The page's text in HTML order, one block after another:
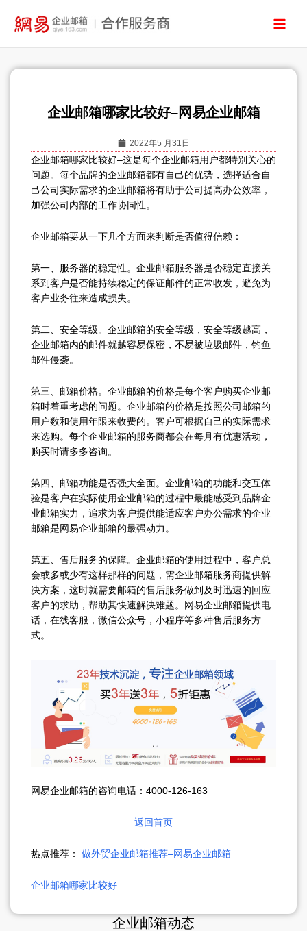
企业邮箱哪家比较好–网易企业邮箱
2022年5 月31日
企业邮箱哪家比较好–这是每个企业邮箱用户都特别关心的
问题。每个品牌的企业邮箱都有自己的优势，选择适合自
己公司实际需求的企业邮箱将有助于公司提高办公效率，
加强公司内部的工作协同性。
企业邮箱要从一下几个方面来判断是否值得信赖：
第一、服务器的稳定性。企业邮箱服务器是否稳定直接关
系到客户是否能持续稳定的保证邮件的正常收发，避免为
客户业务往来造成损失。
第二、安全等级。企业邮箱的安全等级，安全等级越高，
企业邮箱内的邮件就越容易保密，不易被垃圾邮件，钓鱼
邮件侵袭。
第三、邮箱价格。企业邮箱的价格是每个客户购买企业邮
箱时着重考虑的问题。企业邮箱的价格是按照公司邮箱的
用户数和使用年限来收费的。客户可根据自己的实际需求
来选购。每个企业邮箱的服务商都会在每月有优惠活动，
购买时请多多咨询。
第四、邮箱功能是否强大全面。企业邮箱的功能和交互体
验是客户在实际使用企业邮箱的过程中最能感受到品牌企
业邮箱实力，追求为客户提供能适应客户办公需求的企业
邮箱是网易企业邮箱的最强动力。
第五、售后服务的保障。企业邮箱的使用过程中，客户总
会或多或少有这样那样的问题，需企业邮箱服务商提供解
决方案，这时就需要邮箱的售后服务做到及时迅速的回应
客户的求助，帮助其快速解决难题。网易企业邮箱提供电
话，在线客服，微信公众号，小程序等多种售后服务方
式。
网易企业邮箱的咨询电话：4000-126-163
返回首页
热点推荐： 做外贸企业邮箱推荐–网易企业邮箱
企业邮箱哪家比较好
企业邮箱动态